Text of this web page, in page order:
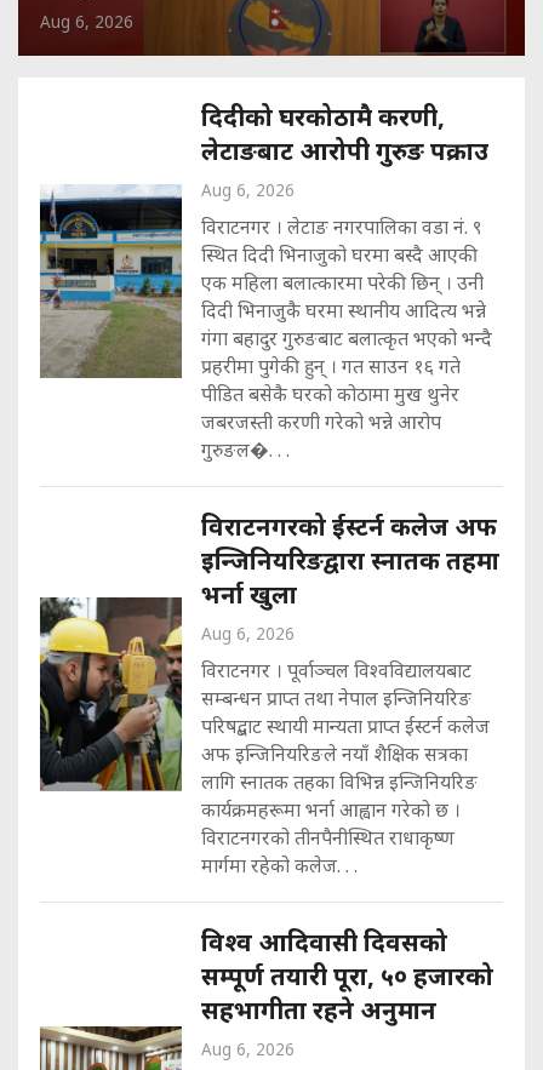
Aug 6, 2026
दिदीको घरकोठामै करणी,
लेटाङबाट आरोपी गुरुङ पक्राउ
Aug 6, 2026
विराटनगर । लेटाङ नगरपालिका वडा नं. ९
स्थित दिदी भिनाजुको घरमा बस्दै आएकी
एक महिला बलात्कारमा परेकी छिन् । उनी
दिदी भिनाजुकै घरमा स्थानीय आदित्य भन्ने
गंगा बहादुर गुरुङबाट बलात्कृत भएको भन्दै
प्रहरीमा पुगेकी हुन् । गत साउन १६ गते
पीडित बसेकै घरको कोठामा मुख थुनेर
जबरजस्ती करणी गरेको भन्ने आरोप
गुरुङल�. . .
विराटनगरको ईस्टर्न कलेज अफ
इन्जिनियरिङद्वारा स्नातक तहमा
भर्ना खुला
Aug 6, 2026
विराटनगर । पूर्वाञ्चल विश्वविद्यालयबाट
सम्बन्धन प्राप्त तथा नेपाल इन्जिनियरिङ
परिषद्बाट स्थायी मान्यता प्राप्त ईस्टर्न कलेज
अफ इन्जिनियरिङले नयाँ शैक्षिक सत्रका
लागि स्नातक तहका विभिन्न इन्जिनियरिङ
कार्यक्रमहरूमा भर्ना आह्वान गरेको छ ।
विराटनगरको तीनपैनीस्थित राधाकृष्ण
मार्गमा रहेको कलेज. . .
विश्व आदिवासी दिवसको
सम्पूर्ण तयारी पूरा, ५० हजारको
सहभागीता रहने अनुमान
Aug 6, 2026